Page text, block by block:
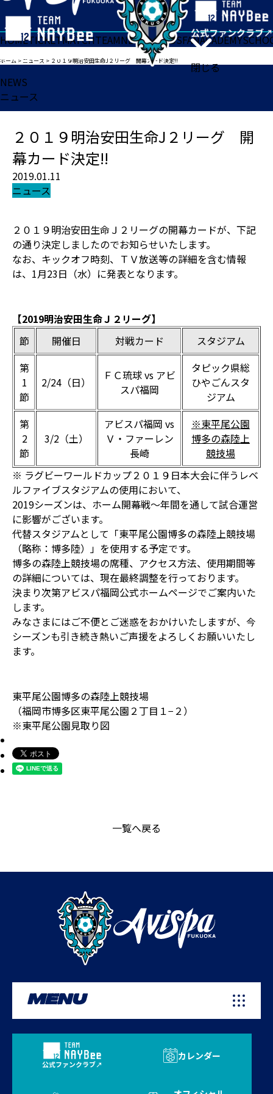
閉じる
HOMETICKETMATCHTEAMNEWSGOODSFANACADEMY
ホーム >ニュース > ２０１９明治安田生命J２リーグ 開幕カード決定!!
NEWS
ニュース
２０１９明治安田生命J２リーグ 開
幕カード決定!!
2019.01.11
ニュース
２０１９明治安田生命Ｊ２リーグの開幕カードが、下記
の通り決定しましたのでお知らせいたします。
なお、キックオフ時刻、ＴＶ放送等の詳細を含む情報
は、1月23日（水）に発表となります。
【2019明治安田生命Ｊ２リーグ】
節
開催日 対戦カード
スタジアム
第
1
節
2/24（日）
ＦＣ琉球 vs アビ
スパ福岡
タピック県総
ひやごんスタ
ジアム
第
2
節
3/2（土）
アビスパ福岡 vs
Ｖ・ファーレン
長崎
※東平尾公園
博多の森陸上
競技場
※ ラグビーワールドカップ２０１９日本大会に伴うレベ
ルファイブスタジアムの使用において、
2019シーズンは、ホーム開幕戦～年間を通して試合運営
に影響がございます。
代替スタジアムとして「東平尾公園博多の森陸上競技場
（略称：博多陸）」を使用する予定です。
博多の森陸上競技場の席種、アクセス方法、使用期間等
の詳細については、現在最終調整を行っております。
決まり次第アビスパ福岡公式ホームページでご案内いた
します。
みなさまにはご不便とご迷惑をおかけいたしますが、今
シーズンも引き続き熱いご声援をよろしくお願いいたし
ます。
東平尾公園博多の森陸上競技場
（福岡市博多区東平尾公園２丁目１−２）
※東平尾公園見取り図
一覧へ戻る
MENU
公式ファンクラブ
カレンダー